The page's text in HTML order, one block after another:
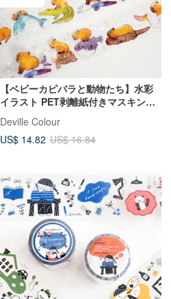
【ベビーカピバラと動物たち】水彩
イラスト PET剥離紙付きマスキング
テープ 手帳デコレーション
Deville Colour
US$ 14.82 US$ 16.84